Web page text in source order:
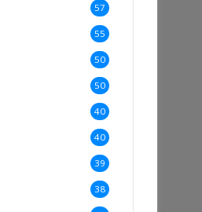
57
55
50
50
40
40
39
38